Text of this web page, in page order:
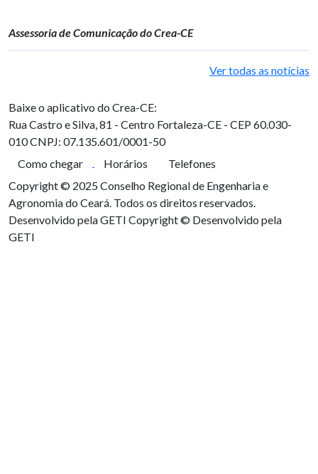
Assessoria de Comunicação do Crea-CE
Ver todas as notícias
Baixe o aplicativo do Crea-CE:
Rua Castro e Silva, 81 - Centro Fortaleza-CE - CEP 60.030-
010CNPJ: 07.135.601/0001-50
Como chegar
Horários
Telefones
Copyright © 2025 Conselho Regional de Engenharia e
Agronomia do Ceará. Todos os direitos reservados.
Desenvolvido pela GETI Copyright © Desenvolvido pela
GETI